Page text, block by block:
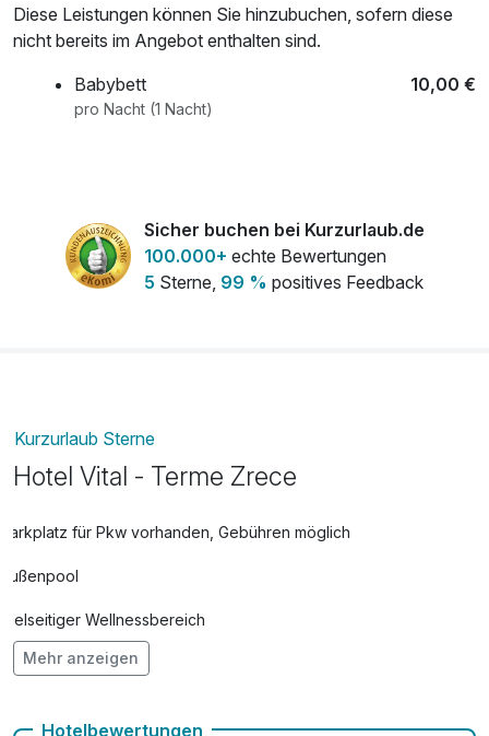
Diese Leistungen können Sie hinzubuchen, sofern diese
nicht bereits im Angebot enthalten sind.
Babybett
10,00 €
pro Nacht (1 Nacht)
Sicher buchen bei Kurzurlaub.de
100.000+ echte Bewertungen
5 Sterne, 99 % positives Feedback
Kurzurlaub Sterne
Hotel Vital - Terme Zrece
Parkplatz für Pkw vorhanden, Gebühren möglich
Außenpool
Vielseitiger Wellnessbereich
Hunde im Hotel nicht erlaubt
Mehr anzeigen
Hotelbewertungen